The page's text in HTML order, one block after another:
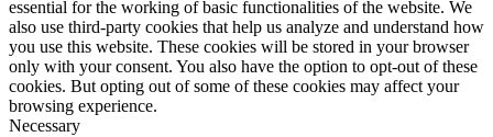
essential for the working of basic functionalities of the website. We
also use third-party cookies that help us analyze and understand how
you use this website. These cookies will be stored in your browser
only with your consent. You also have the option to opt-out of these
cookies. But opting out of some of these cookies may affect your
browsing experience.
Necessary